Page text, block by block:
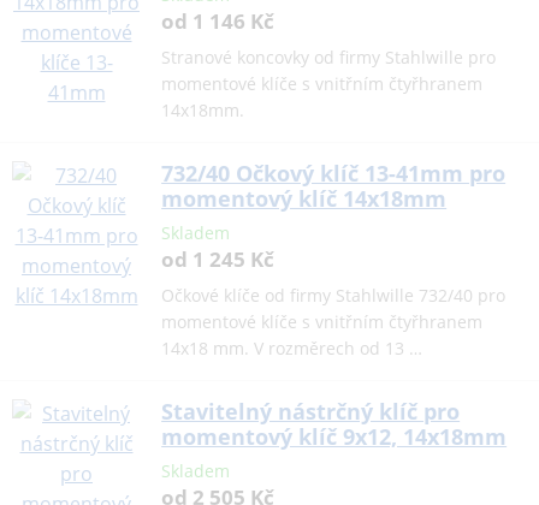
od 1 146 Kč
Stranové koncovky od firmy Stahlwille pro
momentové klíče s vnitřním čtyřhranem
14x18mm.
732/40 Očkový klíč 13-41mm pro
momentový klíč 14x18mm
Skladem
od 1 245 Kč
Očkové klíče od firmy Stahlwille 732/40 pro
momentové klíče s vnitřním čtyřhranem
14x18 mm. V rozměrech od 13 …
Stavitelný nástrčný klíč pro
momentový klíč 9x12, 14x18mm
Skladem
od 2 505 Kč